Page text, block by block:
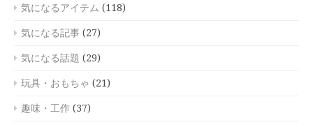
気になるアイテム (118)
気になる記事 (27)
気になる話題 (29)
玩具・おもちゃ (21)
趣味・工作 (37)